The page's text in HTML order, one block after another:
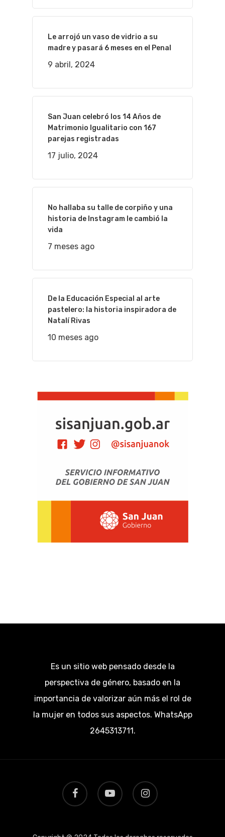
Le arrojó un vaso de vidrio a su
madre y pasará 6 meses en el Penal
9 abril, 2024
San Juan celebró los 14 Años de
Matrimonio Igualitario con 167
parejas registradas
17 julio, 2024
No hallaba su talle de corpiño y una
historia de Instagram le cambió la
vida
7 meses ago
De la Educación Especial al arte
pastelero: la historia inspiradora de
Natalí Rivas
10 meses ago
Es un sitio web pensado desde la
perspectiva de género, basado en la
importancia de valorizar aún más el rol de
la mujer en todos sus aspectos. WhatsApp
2645313711.
facebook youtube instagram